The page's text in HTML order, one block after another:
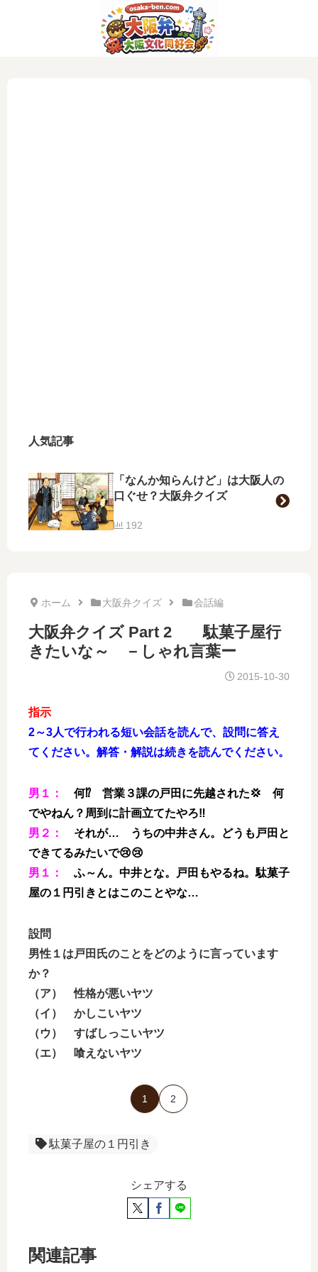
人気記事
「なんか知らんけど」は大阪人の
口ぐせ？大阪弁クイズ
192
ホーム 大阪弁クイズ 会話編
大阪弁クイズ Part 2 駄菓子屋行
きたいな～ －しゃれ言葉ー
2015-10-30
指示
2～3人で行われる短い会話を読んで、設問に答え
てください。解答・解説は続きを読んでください。
男１： 何⁉ 営業３課の戸田に先越された💢 何
でやねん？周到に計画立てたやろ‼
男２：
それが… うちの中井さん。どうも戸田と
できてるみたいで😢😢
男１：
ふ～ん。中井とな。戸田もやるね。駄菓子
屋の１円引きとはこのことやな…
設問
男性１は戸田氏のことをどのように言っています
か？
（ア） 性格が悪いヤツ
（イ） かしこいヤツ
（ウ） すばしっこいヤツ
（エ） 喰えないヤツ
1 2
駄菓子屋の１円引き
シェアする
関連記事